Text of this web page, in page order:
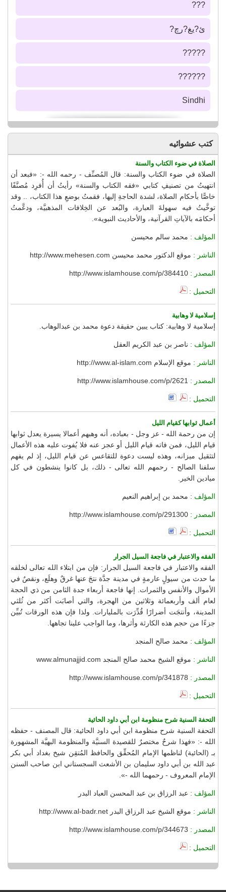
???
ئ?يغ?رچ?
?????
??????
Sindhi
كتب عشوائيه
الصلاة في ضوء الكتاب والسنة
الصلاة في ضوء الكتاب والسنة: قال المُصنِّف - رحمه الله -: «فبعد أن
انتهيتُ من تصنيفِ كتابي «فقه الكتاب والسنة» رأيتُ أن أُفرِد مُصنَّفًا
خاصًّا بأحكام الصلاة، لشدة الحاجةِ إليها، فقمتُ بوضعِ هذا الكتاب، .. وقد
توخَّيتُ فيه سهولةَ العبارة، والبُعد عن الخِلافات المذهبيَّة، ودعَّمتُ
أحكامَه بالآياتِ القرآنية، والأحاديث النبوية».
المؤلف : محمد سالم محيسن
الناشر : موقع الدكتور محمد محيسن http://www.mehesen.com
المصدر : http://www.islamhouse.com/p/384410
التحميل :
إسلامية لا وهابية
إسلامية لا وهابية: كتاب يبين حقيقة دعوة محمد بن عبدالوهاب.
المؤلف : ناصر بن عبد الكريم العقل
الناشر : موقع الإسلام http://www.al-islam.com
المصدر : http://www.islamhouse.com/p/2621
التحميل :
أعمال ثوابها كقيام الليل
إن من رحمة الله - عز وجل - بعباده، أنه وهبهم أعمالا يسيرة يعدل ثوابها
قيام الليل، فمن فاته قيام الليل أو عجز عنه فلا يُفوت عليه هذه الأعمال
لتثقيل ميزانه، وهذه ليست دعوة للتقاعس عن قيام الليل، إذ لم يفهم
سلفنا الصالح - رحمهم الله تعالى - ذلك، بل كانوا ينشطون في كل
ميادين الخير.
المؤلف : محمد بن إبراهيم النعيم
المصدر : http://www.islamhouse.com/p/291300
التحميل :
الفقه والاعتبار في فاجعة السيل الجرار
الفقه والاعتبار في فاجعة السيل الجرار: فإن من ابتلاء الله تعالى لخلقه
ما حدث من سيولٍ عارمةٍ في مدينة جدَّة نتجَ عنها غرقٌ وهلَع، ونقصٌ في
الأموال والأنفس والثمرات. إنها فاجعة أربعاء جدة الثامن من ذي الحجة
لعام ألف وأربعمائة وثلاثين من الهجرة، والتي أصابَت أكثر من ثُلثي
المدينة، وأنتجَت أضرارًا قُدِّرَت بالمليارات. ولذا فإن هذه الورقات تُبيِّن
جزءًا من حجم هذه الكارثة وأثرها، وما الواجب علينا تجاهها.
المؤلف : محمد صالح المنجد
الناشر : موقع الشيخ محمد صالح المنجد www.almunajjid.com
المصدر : http://www.islamhouse.com/p/341878
التحميل :
التحفة السنية شرح منظومة ابن أبي داود الحائية
التحفة السنية شرح منظومة ابن أبي داود الحائية: قال المصنف - حفظه
الله -: «فهذا شرحٌ مختصرٌ للقصيدة السنيَّة والمنظومة البهيَّة المشهورة
بـ (الحائية) لناظمها الإمام المُحقِّق والحافظ المُتقِن شيخ بغداد أبي بكر
عبد الله بن أبي داود سليمان بن الأشعث السجستاني ابن صاحب السنن
الإمام المعروف - رحمهما الله -».
المؤلف : عبد الرزاق بن عبد المحسن العباد البدر
الناشر : موقع الشيخ عبد الرزاق البدر http://www.al-badr.net
المصدر : http://www.islamhouse.com/p/344673
التحميل :